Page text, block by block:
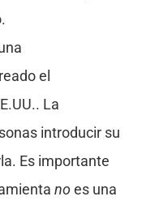
el
La
introducir su
Es importante
noes una